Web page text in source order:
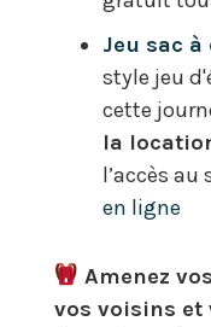
Jeu sac
style jeu
cette
la
l’accès
en ligne
Amenez
vos voisins et